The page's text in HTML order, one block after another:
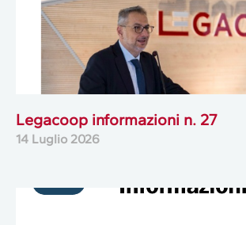
Legacoop informazioni n. 27
14 Luglio 2026